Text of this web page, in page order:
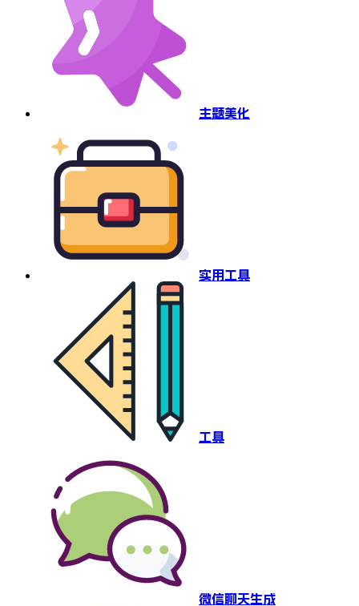
主题美化
实用工具
工具
微信聊天生成